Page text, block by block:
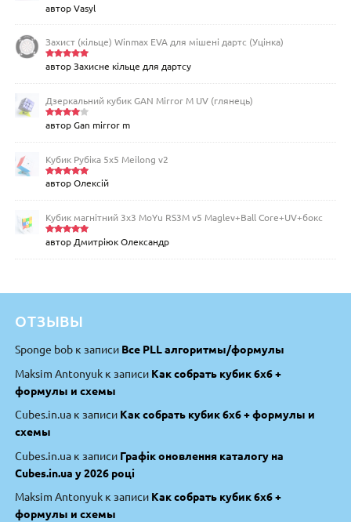
Оцінено
автор Vasyl
Захист (кільце) Winmax EVA для мішені дартс (Уцінка)
Оцінено
автор Захисне кільце для дартсу
Дзеркальний кубик GAN Mirror M UV (глянець)
Оцінен
5
автор Gan mirror m
Кубик Рубіка 5x5 Meilong v2
Оцінено
автор Олексій
Кубик магнітний 3х3 MoYu RS3M v5 Maglev+Ball Core+UV+бокс
Оцінено
автор Дмитріюк Олександр
ОТЗЫВЫ
Sponge bob к записи Все PLL алгоритмы/формулы
Maksim Antonyuk к записи Как собрать кубик 6х6 +
формулы и схемы
Cubes.in.ua к записи Как собрать кубик 6х6 + формулы и
схемы
Cubes.in.ua к записи Графік оновлення каталогу на
Cubes.in.ua у 2026 році
Maksim Antonyuk к записи Как собрать кубик 6х6 +
формулы и схемы